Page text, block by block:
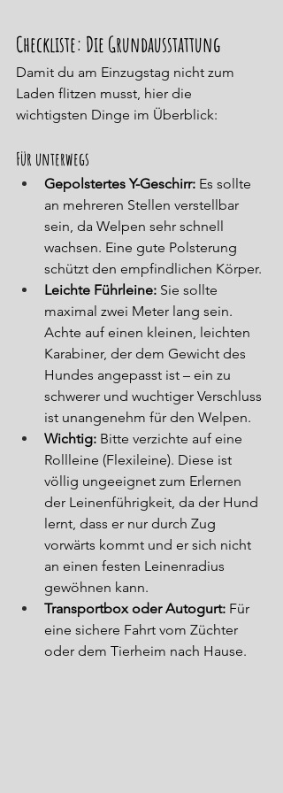
Checkliste: Die Grundausstattung
Damit du am Einzugstag nicht zum
Laden flitzen musst, hier die
wichtigsten Dinge im Überblick:
Für unterwegs
Gepolstertes Y-Geschirr: Es sollte
an mehreren Stellen verstellbar
sein, da Welpen sehr schnell
wachsen. Eine gute Polsterung
schützt den empfindlichen Körper.
Leichte Führleine: Sie sollte
maximal zwei Meter lang sein.
Achte auf einen kleinen, leichten
Karabiner, der dem Gewicht des
Hundes angepasst ist – ein zu
schwerer und wuchtiger Verschluss
ist unangenehm für den Welpen.
Wichtig: Bitte verzichte auf eine
Rollleine (Flexileine). Diese ist
völlig ungeeignet zum Erlernen
der Leinenführigkeit, da der Hund
lernt, dass er nur durch Zug
vorwärts kommt und er sich nicht
an einen festen Leinenradius
gewöhnen kann.
Transportbox oder Autogurt: Für
eine sichere Fahrt vom Züchter
oder dem Tierheim nach Hause.